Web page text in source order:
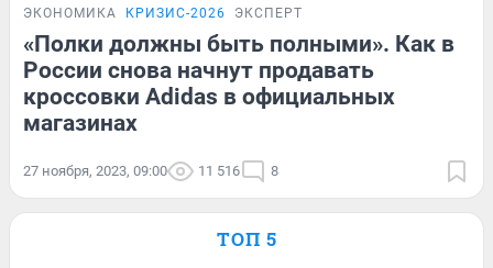
ЭКОНОМИКА КРИЗИС-2026 ЭКСПЕРТ
«Полки должны быть полными». Как в
России снова начнут продавать
кроссовки Adidas в официальных
магазинах
27 ноября, 2023, 09:00 11 516 8
ТОП 5